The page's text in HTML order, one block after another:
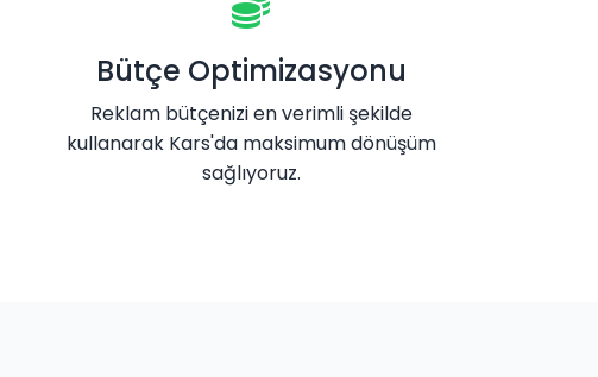
Bütçe Optimizasyonu
Reklam bütçenizi en verimli şekilde
kullanarak Kars'da maksimum dönüşüm
sağlıyoruz.